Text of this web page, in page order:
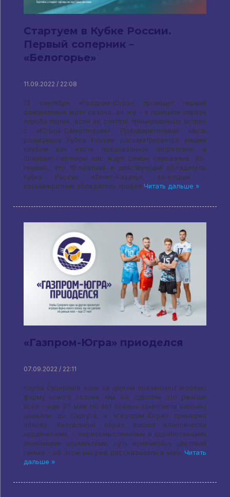
Стартуем в Кубке России.
Первый соперник –
«Белогорье»
11.09.2022 / 22:08
13 сентября «Газпром-Югра» проведет первый
официальный матч сезона, он же – в принципе первая
«проба пера», если не считать тренировочных встреч
с «Югрой-Самотлором». Предварительная часть
розыгрыша Кубка России рассматривается нашим
клубом как часть предсезонной подготовки, и
спарринг-партнеры нас ждут самые серьезные. Во-
первых, это 10-кратный и действующий обладатель
Кубка России «Зенит-Казань», во-вторых –
восьмикратный обладатель трофея Читать дальше »
«Газпром-Югра» приоделся
07.09.2022 / 22:11
Клубы Суперлиги один за другим презентуют игровую
форму нового сезона, мы же сделали это раньше
всех – еще 27 мая! Но вот боевые комплекты наконец
доехали до Сургута, и «Газпром-Югра» примерил
обнову. Визуальный образ вышел классически
нордическим, с переосмысленными и доработанными
знакомыми элементами, чуть изменилась цветовая
гамма – об этом мы уже рассказывали в мае. Читать
дальше »